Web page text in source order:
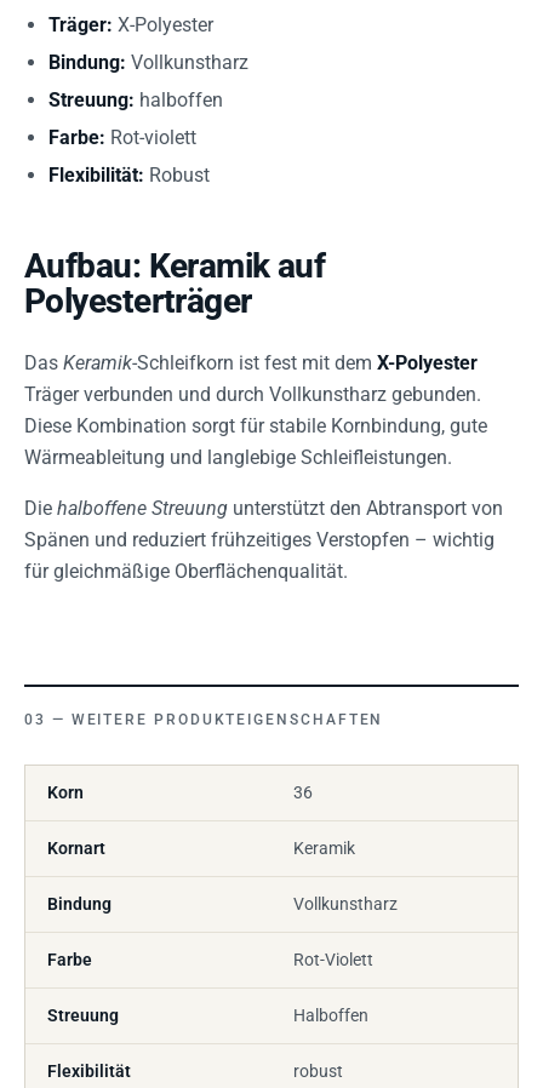
Träger: X-Polyester
Bindung: Vollkunstharz
Streuung: halboffen
Farbe: Rot-violett
Flexibilität: Robust
Aufbau: Keramik auf
Polyesterträger
Das Keramik-Schleifkorn ist fest mit dem X-Polyester
Träger verbunden und durch Vollkunstharz gebunden.
Diese Kombination sorgt für stabile Kornbindung, gute
Wärmeableitung und langlebige Schleifleistungen.
Die halboffene Streuung unterstützt den Abtransport von
Spänen und reduziert frühzeitiges Verstopfen – wichtig
für gleichmäßige Oberflächenqualität.
WEITERE PRODUKTEIGENSCHAFTEN
Korn 36
Kornart Keramik
Bindung Vollkunstharz
Farbe Rot-Violett
Streuung Halboffen
Flexibilität robust